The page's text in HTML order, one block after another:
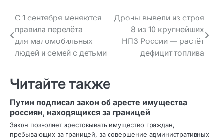
Навигация
по записям
С 1 сентября меняются
правила перелёта
для маломобильных
людей и семей с детьми
Дроны вывели из строя
8 из 10 крупнейших
НПЗ России — растёт
дефицит топлива
Читайте также
Путин подписал закон об аресте имущества
россиян, находящихся за границей
Закон позволяет арестовывать имущество граждан,
пребывающих за границей, за совершение административных